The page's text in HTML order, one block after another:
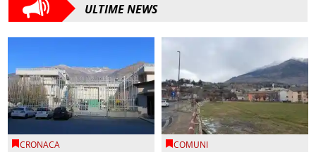
ULTIME NEWS
CRONACA COMUNI